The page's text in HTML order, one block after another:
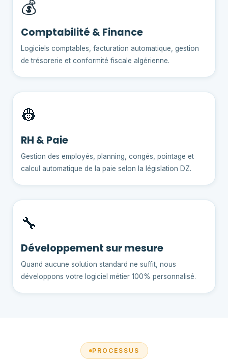
💰
Comptabilité & Finance
Logiciels comptables, facturation automatique, gestion
de trésorerie et conformité fiscale algérienne.
👷
RH & Paie
Gestion des employés, planning, congés, pointage et
calcul automatique de la paie selon la législation DZ.
🔧
Développement sur mesure
Quand aucune solution standard ne suffit, nous
développons votre logiciel métier 100% personnalisé.
PROCESSUS